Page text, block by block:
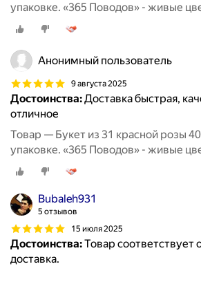
упаковке. «365 Поводов» - живые
Анонимный пользователь
9 августа 2025
Достоинства:Доставка быстрая,
отличное
Товар — Букет из 31 красной розы
упаковке. «365 Поводов» - живые
Bubaleh931
5 отзывов
15 июля 2025
Достоинства:Товар соответствует
доставка.